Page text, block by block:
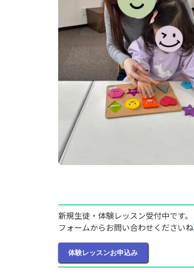
新規生徒・体験レッスン受付中です。
フォームからお問い合わせくださいね
体験レッスンお申込み